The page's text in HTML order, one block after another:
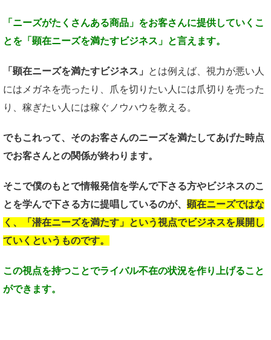
「ニーズがたくさんある商品」をお客さんに提供していくこ
とを 「顕在ニーズを満たすビジネス」と言えます。
「顕在ニーズを満たすビジネス」
とは例えば、視力が悪い人
にはメガネを売ったり、爪を切りたい人には爪切りを売った
り、稼ぎたい人には稼ぐノウハウを教える。
でもこれって、そのお客さんのニーズを満たしてあげた時点
でお客さんとの関係が終わります。
そこで僕のもとで情報発信を学んで下さる方やビジネスのこ
とを学んで下さる方に提唱しているのが、 顕在ニーズではな
く、
「潜在ニーズを満たす」という視点でビジネスを展開し
ていくというものです。
この視点を持つことでライバル不在の状況を作り上げること
ができます。